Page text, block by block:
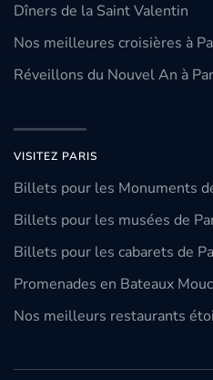
Dîners de la Saint Valentin
Nos meilleures croisières à
Réveillons du Nouvel An à
VISITEZ PARIS
Billets pour les Monuments
Billets pour les musées de
Billets pour les cabarets de
Promenades en Bateaux
Nos meilleurs restaurants